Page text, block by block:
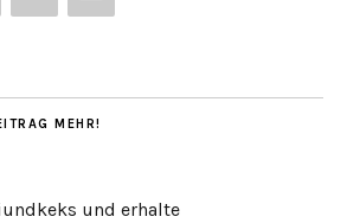
MEHR!
und erhalte